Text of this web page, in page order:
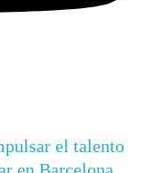
el talento